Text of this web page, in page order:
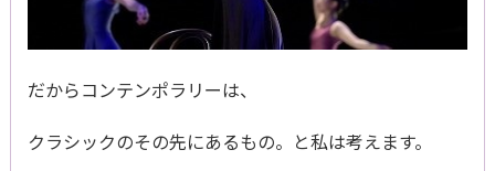
だからコンテンポラリーは、
クラシックのその先にあるもの。と私は考えます。